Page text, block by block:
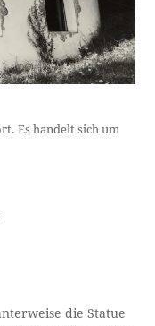
Es handelt sich um
die Statue